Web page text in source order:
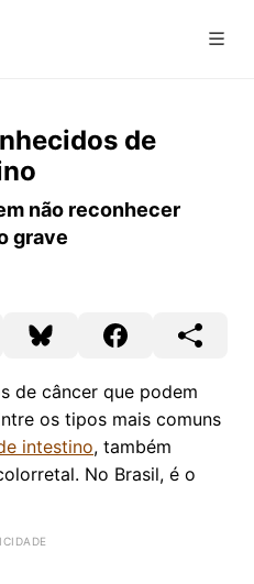
de
não reconhecer
grave
de câncer que podem
os tipos mais comuns
intestino, também
No Brasil, é o